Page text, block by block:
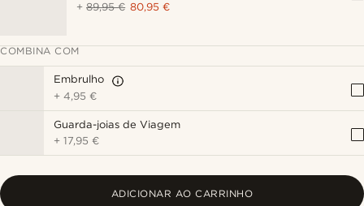
+89,95 € 80,95 €
COMBINA COM
Embrulho
+4,95 €
Guarda-joias de Viagem
+17,95 €
ADICIONAR AO CARRINHO